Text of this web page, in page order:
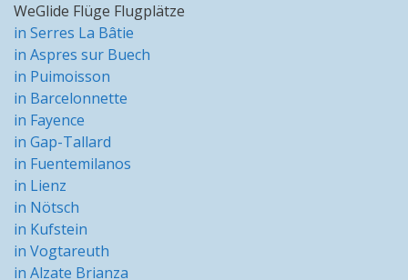
WeGlide Flüge Flugplätze
in Serres La Bâtie
in Aspres sur Buech
in Puimoisson
in Barcelonnette
in Fayence
in Gap-Tallard
in Fuentemilanos
in Lienz
in Nötsch
in Kufstein
in Vogtareuth
in Alzate Brianza